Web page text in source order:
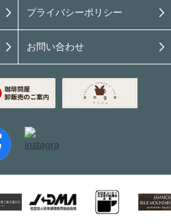
プライバシーポリシー
お問い合わせ